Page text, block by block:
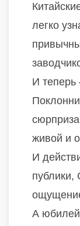
легко
И
живой и
И
публики,
А юбилей